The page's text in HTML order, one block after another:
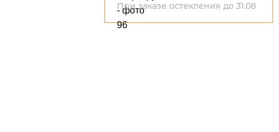
При заказе остекления до 31.08